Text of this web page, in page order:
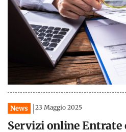
News 23 Maggio 2025
Servizi online Entrate